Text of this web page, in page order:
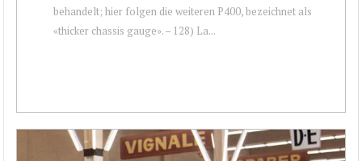
behandelt; hier folgen die weiteren P400, bezeichnet als
«thicker chassis gauge». – 128) La...